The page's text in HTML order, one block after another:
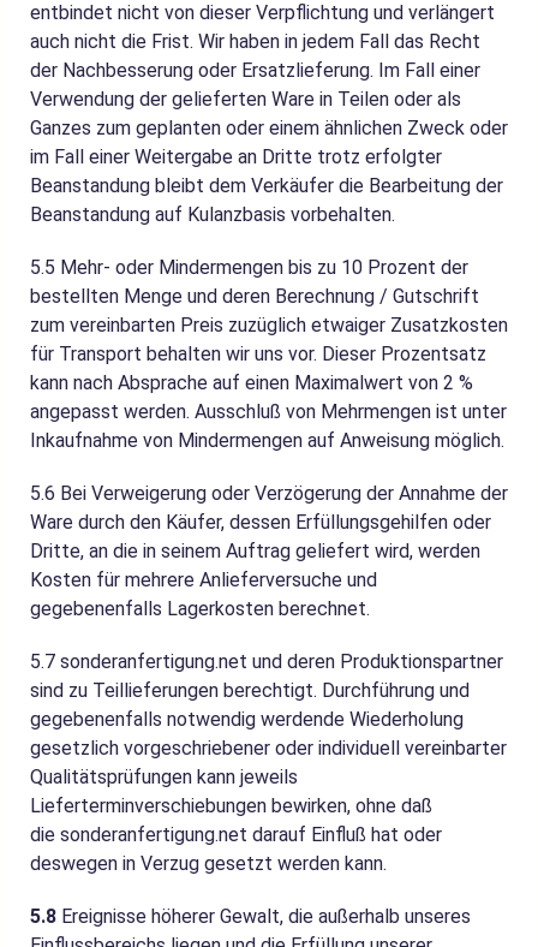
entbindet nicht von dieser Verpflichtung und verlängert
auch nicht die Frist. Wir haben in jedem Fall das Recht
der Nachbesserung oder Ersatzlieferung. Im Fall einer
Verwendung der gelieferten Ware in Teilen oder als
Ganzes zum geplanten oder einem ähnlichen Zweck oder
im Fall einer Weitergabe an Dritte trotz erfolgter
Beanstandung bleibt dem Verkäufer die Bearbeitung der
Beanstandung auf Kulanzbasis vorbehalten.
5.5 Mehr- oder Mindermengen bis zu 10 Prozent der
bestellten Menge und deren Berechnung / Gutschrift
zum vereinbarten Preis zuzüglich etwaiger Zusatzkosten
für Transport behalten wir uns vor. Dieser Prozentsatz
kann nach Absprache auf einen Maximalwert von 2 %
angepasst werden. Ausschluß von Mehrmengen ist unter
Inkaufnahme von Mindermengen auf Anweisung möglich.
5.6 Bei Verweigerung oder Verzögerung der Annahme der
Ware durch den Käufer, dessen Erfüllungsgehilfen oder
Dritte, an die in seinem Auftrag geliefert wird, werden
Kosten für mehrere Anlieferversuche und
gegebenenfalls Lagerkosten berechnet.
5.7 sonderanfertigung.net und deren Produktionspartner
sind zu Teillieferungen berechtigt. Durchführung und
gegebenenfalls notwendig werdende Wiederholung
gesetzlich vorgeschriebener oder individuell vereinbarter
Qualitätsprüfungen kann jeweils
Lieferterminverschiebungen bewirken, ohne daß
die sonderanfertigung.net darauf Einfluß hat oder
deswegen in Verzug gesetzt werden kann.
5.8 Ereignisse höherer Gewalt, die außerhalb unseres